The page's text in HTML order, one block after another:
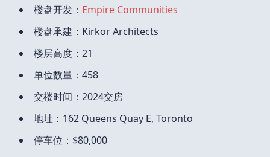
楼盘开发： Empire Communities
楼盘承建：Kirkor Architects
楼层高度：21
单位数量：458
交楼时间：2024交房
地址：162 Queens Quay E, Toronto
停车位：$80,000